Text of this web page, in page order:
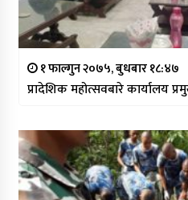
१ फाल्गुन २०७५, बुधबार १८:४७
प्रादेशिक महोत्सवबारे कार्यालय